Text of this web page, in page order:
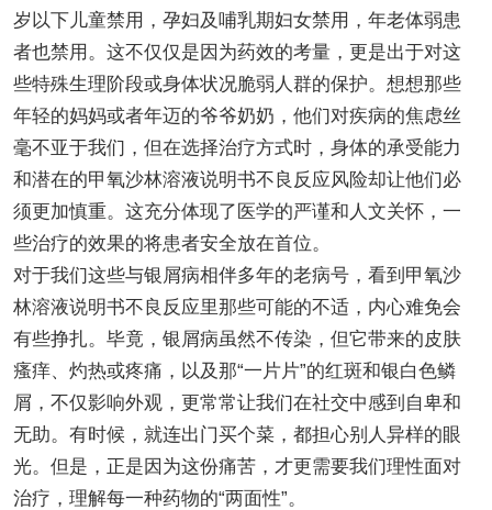
岁以下儿童禁用，孕妇及哺乳期妇女禁用，年老体弱患
者也禁用。这不仅仅是因为药效的考量，更是出于对这
些特殊生理阶段或身体状况脆弱人群的保护。想想那些
年轻的妈妈或者年迈的爷爷奶奶，他们对疾病的焦虑丝
毫不亚于我们，但在选择治疗方式时，身体的承受能力
和潜在的甲氧沙林溶液说明书不良反应风险却让他们必
须更加慎重。这充分体现了医学的严谨和人文关怀，一
些治疗的效果的将患者安全放在首位。
对于我们这些与银屑病相伴多年的老病号，看到甲氧沙
林溶液说明书不良反应里那些可能的不适，内心难免会
有些挣扎。毕竟，银屑病虽然不传染，但它带来的皮肤
瘙痒、灼热或疼痛，以及那“一片片”的红斑和银白色鳞
屑，不仅影响外观，更常常让我们在社交中感到自卑和
无助。有时候，就连出门买个菜，都担心别人异样的眼
光。但是，正是因为这份痛苦，才更需要我们理性面对
治疗，理解每一种药物的“两面性”。